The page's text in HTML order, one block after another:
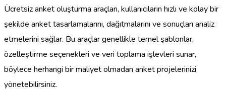
Ücretsiz anket oluşturma araçları, kullanıcıların hızlı ve kolay bir
şekilde anket tasarlamalarını, dağıtmalarını ve sonuçları analiz
etmelerini sağlar. Bu araçlar genellikle temel şablonlar,
özelleştirme seçenekleri ve veri toplama işlevleri sunar,
böylece herhangi bir maliyet olmadan anket projelerinizi
yönetebilirsiniz.